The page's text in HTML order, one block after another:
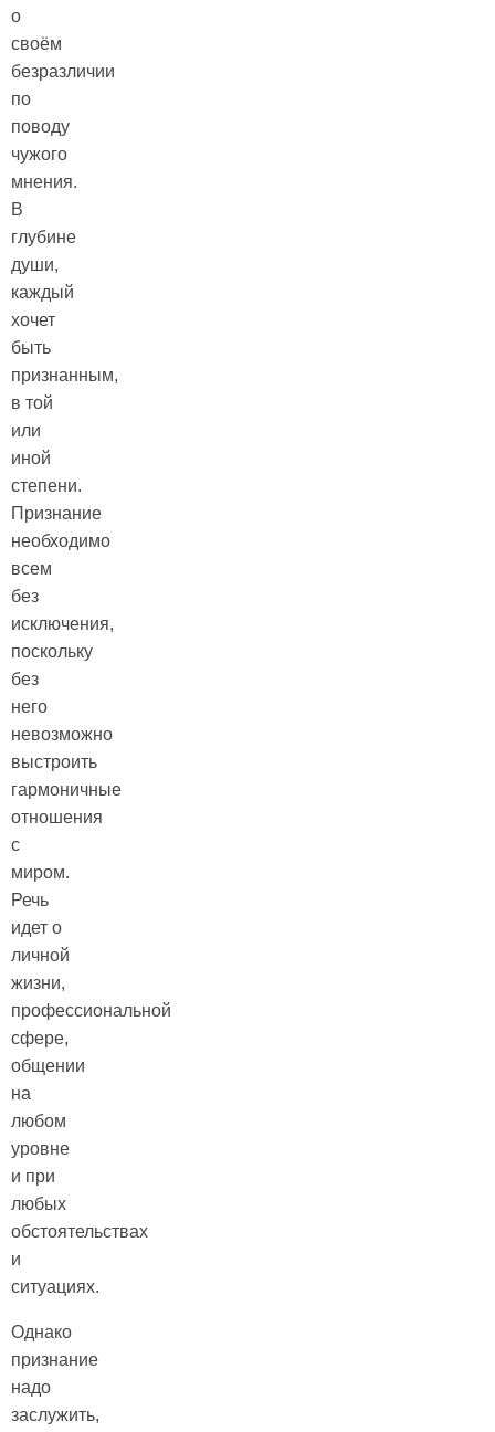
о
своём
безразличии
по
поводу
чужого
мнения.
В
глубине
души,
каждый
хочет
быть
признанным,
в той
или
иной
степени.
Признание
необходимо
всем
без
исключения,
поскольку
без
него
невозможно
выстроить
гармоничные
отношения
с
миром.
Речь
идет о
личной
жизни,
профессиональной
сфере,
общении
на
любом
уровне
и при
любых
обстоятельствах
и
ситуациях.
Однако
признание
надо
заслужить,